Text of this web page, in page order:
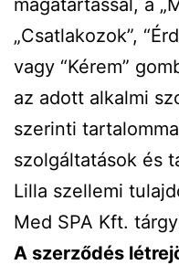
„Csatlakozok”,
vagy “Kérem”
az adott alkalmi
szerinti
szolgáltatások és
Lilla szellemi
Med SPA Kft.
A szerződés